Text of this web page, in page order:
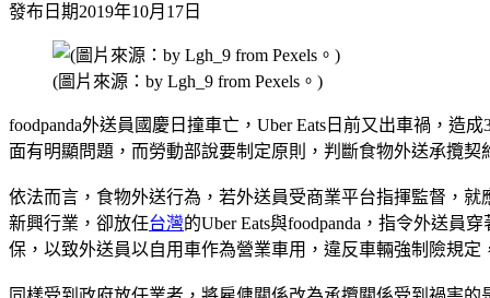
發布日期2019年10月17日
(圖片來源：by Lgh_9 from Pexels。)
foodpanda外送員國慶日撞車亡，Uber Eats日前又出車禍，
面有明顯問題，而勞動部說要制定原則，判斷食物外送承攬
依法而言，食物外送行為，若外送員受商業平台指揮監督，
新興行業，卻放任台灣的Uber Eats與foodpanda，指令外送員
保，以致外送員以自用車作為營業車用，違反車輛強制險規定